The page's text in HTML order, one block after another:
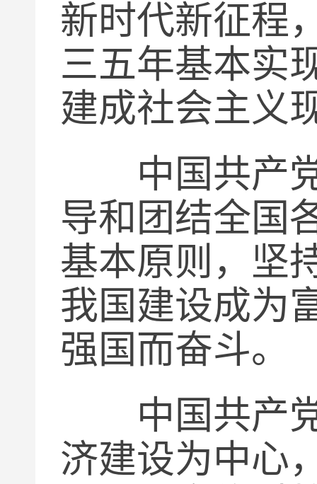
新时代新征程
三五年基本实
建成社会主义
中国共产党
导和团结全国
基本原则，坚
我国建设成为
强国而奋斗。
中国共产党
济建设为中心